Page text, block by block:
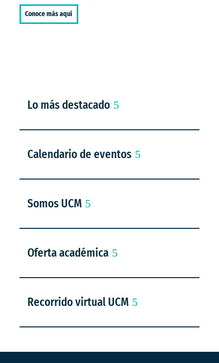
Conoce más aquí
Lo más destacado
Calendario de eventos
Somos UCM
Oferta académica
Recorrido virtual UCM